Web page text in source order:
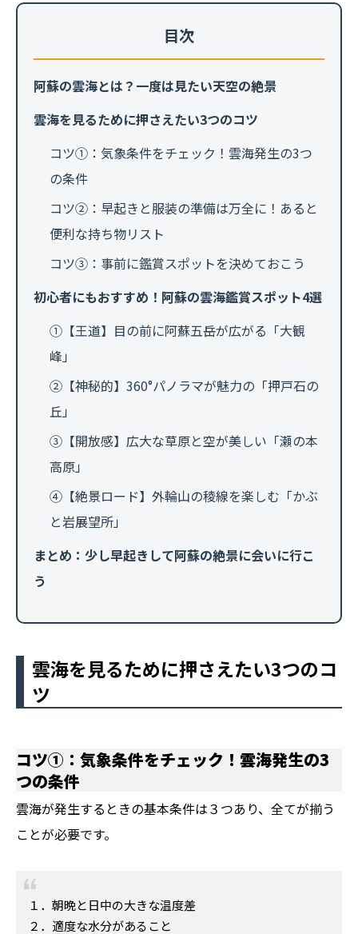
目次
阿蘇の雲海とは？一度は見たい天空の絶景
雲海を見るために押さえたい3つのコツ
コツ①：気象条件をチェック！雲海発生の3つ
の条件
コツ②：早起きと服装の準備は万全に！あると
便利な持ち物リスト
コツ③：事前に鑑賞スポットを決めておこう
初心者にもおすすめ！阿蘇の雲海鑑賞スポット4選
①【王道】目の前に阿蘇五岳が広がる「大観
峰」
②【神秘的】360°パノラマが魅力の「押戸石の
丘」
③【開放感】広大な草原と空が美しい「瀬の本
高原」
④【絶景ロード】外輪山の稜線を楽しむ「かぶ
と岩展望所」
まとめ：少し早起きして阿蘇の絶景に会いに行こ
う
雲海を見るために押さえたい3つのコ
ツ
コツ①：気象条件をチェック！雲海発生の3
つの条件
雲海が発生するときの基本条件は３つあり、全てが揃う
ことが必要です。
１．朝晩と日中の大きな温度差
２．適度な水分があること